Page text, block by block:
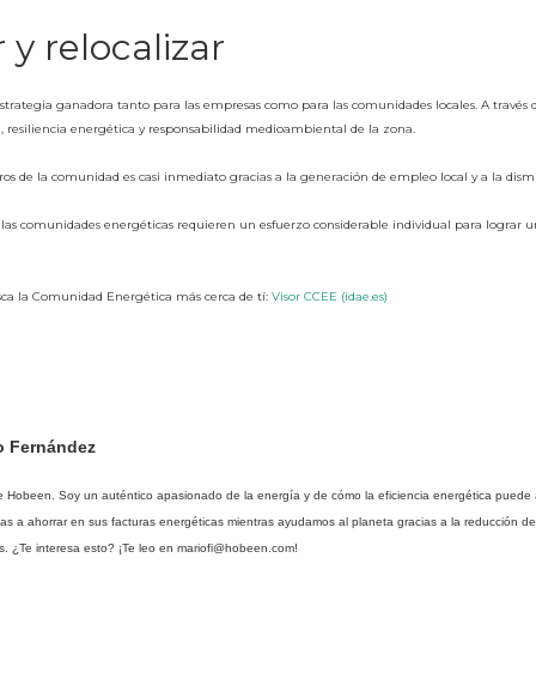
y relocalizar
ganadora tanto para las empresas como para las comunidades locales. A
resiliencia energética y responsabilidad medioambiental de la zona.
de la comunidad es casi inmediato gracias a la generación de empleo local y a la
las comunidades energéticas requieren un esfuerzo considerable individual para
la Comunidad Energética más cerca de tí: Visor CCEE (idae.es)